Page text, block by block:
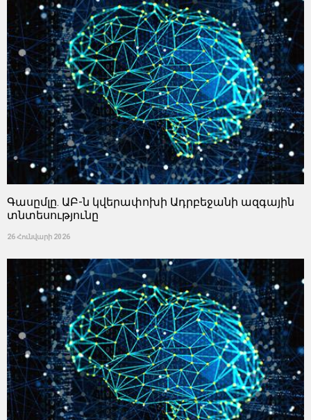
Գասըմլը. ԱԲ-ն կվերափոխի Ադրբեջանի ազգային
տնտեսությունը
26 Հունվարի 2026